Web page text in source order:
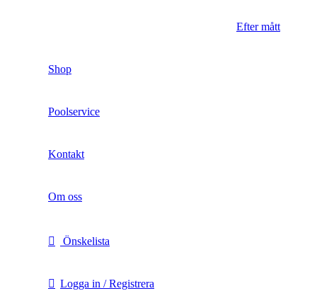
Efter mått
Shop
Poolservice
Kontakt
Om oss
Önskelista
Logga in / Registrera